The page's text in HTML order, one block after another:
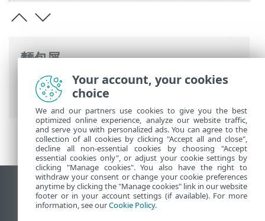
麵包屑
ESET 線上說明>ESET Endpoint Security>
進階設定
>通知>
檢視桌面網站
End of Life
Your account, your cookies
choice
We and our partners use cookies to give you the best
optimized online experience, analyze our website traffic,
and serve you with personalized ads. You can agree to the
collection of all cookies by clicking "Accept all and close",
decline all non-essential cookies by choosing "Accept
essential cookies only", or adjust your cookie settings by
clicking "Manage cookies". You also have the right to
withdraw your consent or change your cookie preferences
anytime by clicking the "Manage cookies" link in our website
footer or in your account settings (if available). For more
information, see ourCookie Policy.